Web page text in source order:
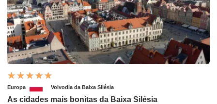
Europa Voivodia da Baixa Silésia
As cidades mais bonitas da Baixa Silésia